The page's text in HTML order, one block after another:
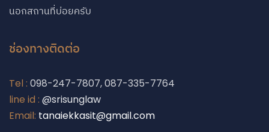
นอกสถานที่บ่อยครับ
ช่องทางติดต่อ
Tel : 098-247-7807, 087-335-7764
line id : @srisunglaw
Email: tanaiekkasit@gmail.com